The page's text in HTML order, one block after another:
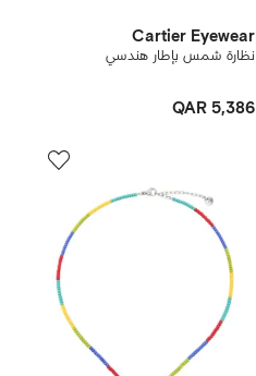
Cartier Eyewear
نظارة شمس بإطار هندسي
QAR 5,386